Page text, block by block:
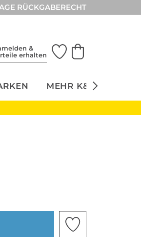
RÜCKGABERECHT
&
erhalten
MEHR K&Ö